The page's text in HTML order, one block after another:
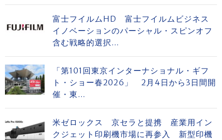
富士フイルムHD 富士フイルムビジネス
イノベーションのパーシャル・スピンオフ
含む戦略的選択...
「第101回東京インターナショナル・ギフ
ト・ショー春2026」 2月4日から3日間開
催・東...
米ゼロックス 京セラと提携 産業用イン
クジェット印刷機市場に再参入 新型印機